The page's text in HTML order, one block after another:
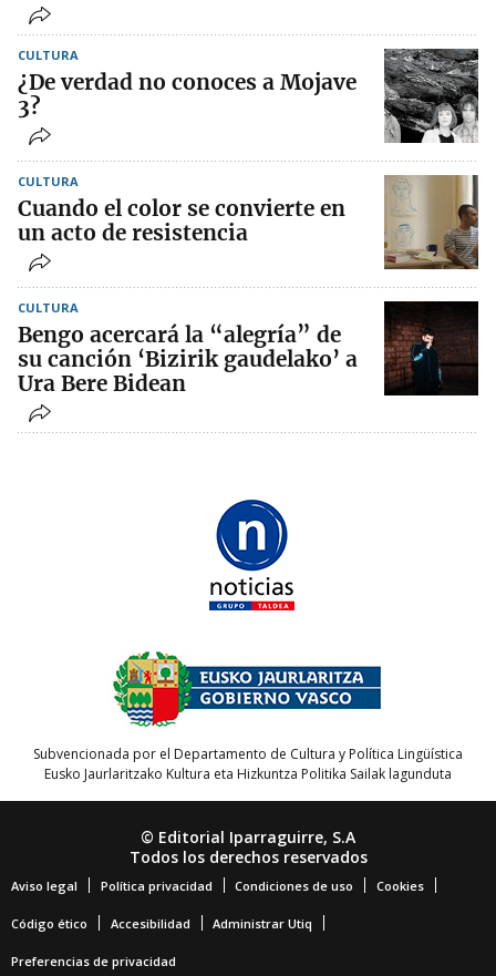
CULTURA
¿De verdad no conoces a Mojave
3?
CULTURA
Cuando el color se convierte en
un acto de resistencia
CULTURA
Bengo acercará la “alegría” de
su canción ‘Bizirik gaudelako’ a
Ura Bere Bidean
Subvencionada por el Departamento de Cultura y Política Lingüística
Eusko Jaurlaritzako Kultura eta Hizkuntza Politika Sailak lagunduta
© Editorial Iparraguirre, S.A
Todos los derechos reservados
Aviso legal Política privacidad Condiciones de uso Cookies
Código ético Accesibilidad Administrar Utiq
Preferencias de privacidad